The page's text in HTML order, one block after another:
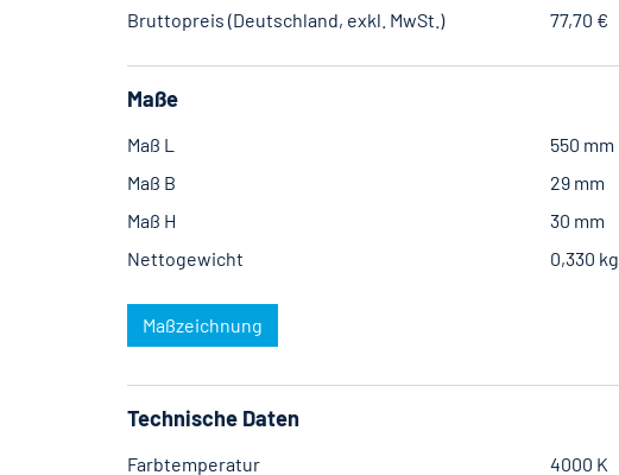
Bruttopreis (Deutschland, exkl. MwSt.)
77,70 €
Maße
Maß L
550 mm
Maß B
29 mm
Maß H
30 mm
Nettogewicht
0,330 kg
Maßzeichnung
Technische Daten
Farbtemperatur
4000 K